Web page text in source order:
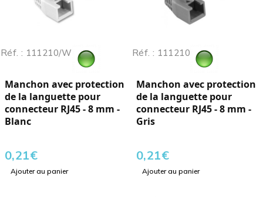
Réf. : 111210/W
Manchon avec protection
de la languette pour
connecteur RJ45 - 8 mm -
Blanc
0,21€
Ajouter au panier
Réf. : 111210
Manchon avec protection
de la languette pour
connecteur RJ45 - 8 mm -
Gris
0,21€
Ajouter au panier